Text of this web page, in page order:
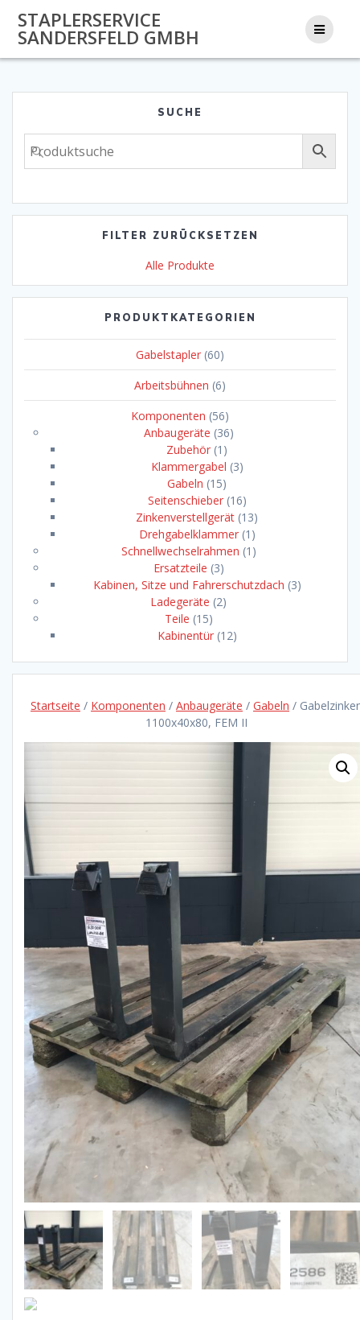
springen
STAPLERSERVICE
SANDERSFELD GMBH
SUCHE
FILTER ZURÜCKSETZEN
Alle Produkte
PRODUKTKATEGORIEN
Gabelstapler (60)
Arbeitsbühnen (6)
Komponenten (56)
Anbaugeräte (36)
Zubehör (1)
Klammergabel (3)
Gabeln (15)
Seitenschieber (16)
Zinkenverstellgerät (13)
Drehgabelklammer (1)
Schnellwechselrahmen (1)
Ersatzteile (3)
Kabinen, Sitze und Fahrerschutzdach (3)
Ladegeräte (2)
Teile (15)
Kabinentür (12)
Startseite / Komponenten / Anbaugeräte / Gabeln /
1100x40x80, FEM II